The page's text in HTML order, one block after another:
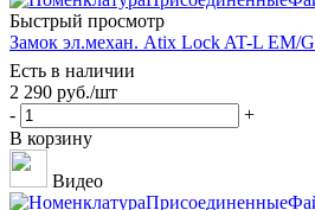
Быстрый просмотр
Замок эл.механ. Atix Lock AT-L EM/G
Есть в наличии
2 290 руб./шт
-
+
В корзину
Видео